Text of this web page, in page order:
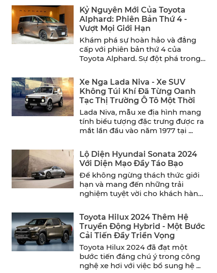
Kỷ Nguyên Mới Của Toyota
Alphard: Phiên Bản Thứ 4 -
Vượt Mọi Giới Hạn
Khám phá sự hoàn hảo và đẳng
cấp với phiên bản thứ 4 của
Toyota Alphard. Sự đột phá trong
Xe Nga Lada Niva - Xe SUV
Không Túi Khí Đã Từng Oanh
Tạc Thị Trường Ô Tô Một Thời
Lada Niva, mẫu xe địa hình mang
tính biểu tượng đặc trưng được ra
mắt lần đầu vào năm 1977 tại ...
Lộ Diện Hyundai Sonata 2024
Với Diện Mạo Đầy Táo Bạo
Để không ngừng thách thức giới
hạn và mang đến những trải
nghiệm tuyệt vời cho khách hàng,
Toyota Hilux 2024 Thêm Hệ
Truyền Động Hybrid - Một Bước
Cải Tiến Đầy Triển Vọng
Toyota Hilux 2024 đã đạt một
bước tiến đáng chú ý trong công
nghệ xe hơi với việc bổ sung hệ ...